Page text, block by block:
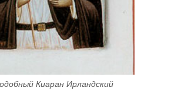
Киаран Ирландский